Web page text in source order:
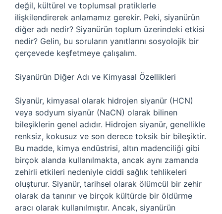
değil, kültürel ve toplumsal pratiklerle
ilişkilendirerek anlamamız gerekir. Peki, siyanürün
diğer adı nedir? Siyanürün toplum üzerindeki etkisi
nedir? Gelin, bu soruların yanıtlarını sosyolojik bir
çerçevede keşfetmeye çalışalım.
Siyanürün Diğer Adı ve Kimyasal Özellikleri
Siyanür, kimyasal olarak hidrojen siyanür (HCN)
veya sodyum siyanür (NaCN) olarak bilinen
bileşiklerin genel adıdır. Hidrojen siyanür, genellikle
renksiz, kokusuz ve son derece toksik bir bileşiktir.
Bu madde, kimya endüstrisi, altın madenciliği gibi
birçok alanda kullanılmakta, ancak aynı zamanda
zehirli etkileri nedeniyle ciddi sağlık tehlikeleri
oluşturur. Siyanür, tarihsel olarak ölümcül bir zehir
olarak da tanınır ve birçok kültürde bir öldürme
aracı olarak kullanılmıştır. Ancak, siyanürün